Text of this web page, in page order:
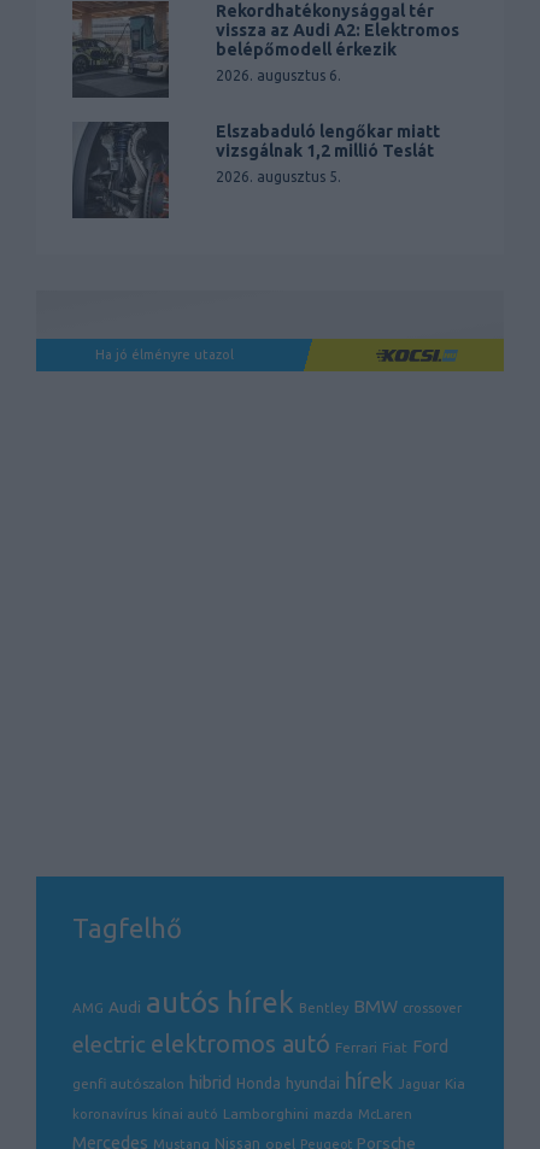
Rekordhatékonysággal tér
vissza az Audi A2: Elektromos
belépőmodell érkezik
2026. augusztus 6.
Elszabaduló lengőkar miatt
vizsgálnak 1,2 millió Teslát
2026. augusztus 5.
Ha jó élményre utazol
Tagfelhő
AMG Audi autós hírek Bentley BMW crossover
electric elektromos autó Ferrari Fiat Ford
genfi autószalon hibrid Honda hyundai hírek Jaguar Kia
koronavírus kínai autó Lamborghini mazda McLaren
Mercedes Mustang Nissan opel Peugeot Porsche